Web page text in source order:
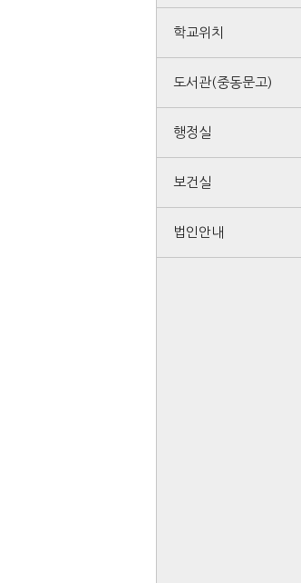
학교위치
도서관(중동문고)
행정실
보건실
법인안내